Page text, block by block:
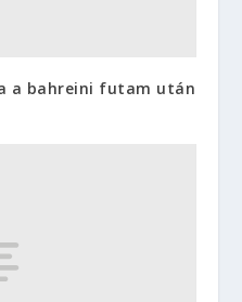
a bahreini futam után